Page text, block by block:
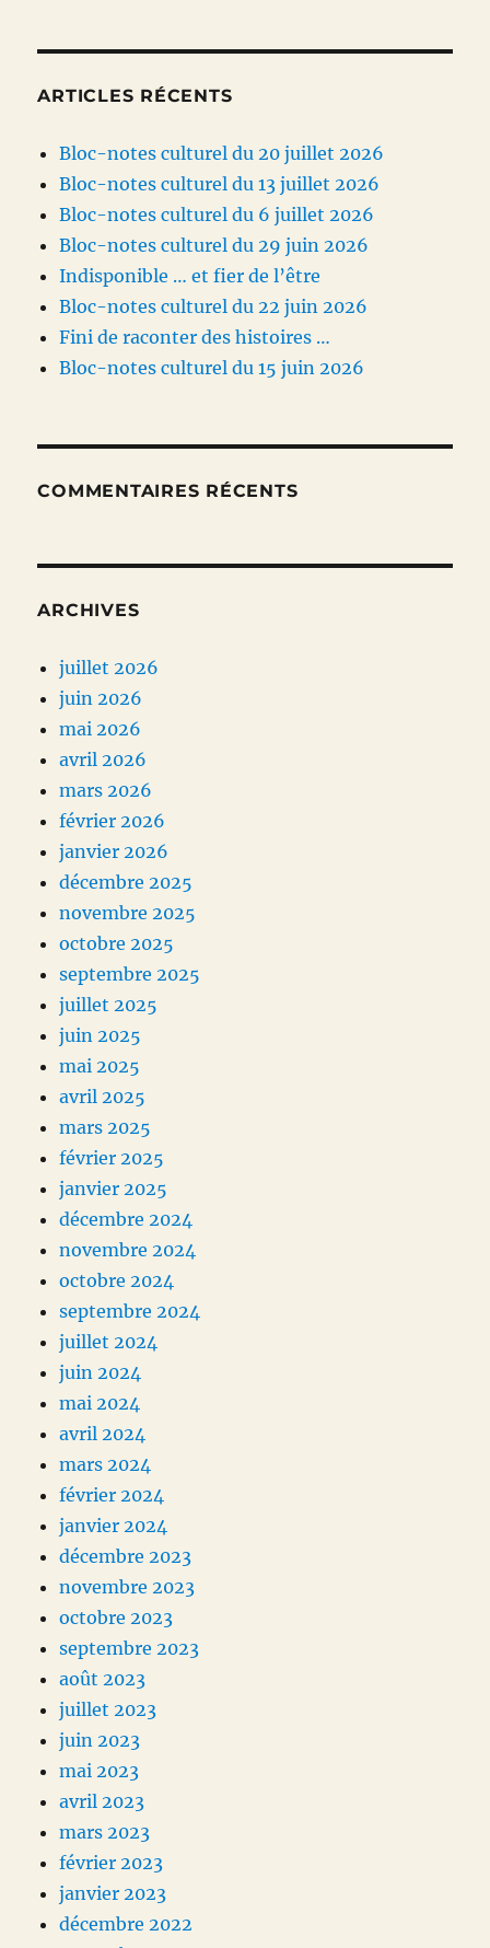
ARTICLES RÉCENTS
Bloc-notes culturel du 20 juillet 2026
Bloc-notes culturel du 13 juillet 2026
Bloc-notes culturel du 6 juillet 2026
Bloc-notes culturel du 29 juin 2026
Indisponible … et fier de l’être
Bloc-notes culturel du 22 juin 2026
Fini de raconter des histoires …
Bloc-notes culturel du 15 juin 2026
COMMENTAIRES RÉCENTS
ARCHIVES
juillet 2026
juin 2026
mai 2026
avril 2026
mars 2026
février 2026
janvier 2026
décembre 2025
novembre 2025
octobre 2025
septembre 2025
juillet 2025
juin 2025
mai 2025
avril 2025
mars 2025
février 2025
janvier 2025
décembre 2024
novembre 2024
octobre 2024
septembre 2024
juillet 2024
juin 2024
mai 2024
avril 2024
mars 2024
février 2024
janvier 2024
décembre 2023
novembre 2023
octobre 2023
septembre 2023
août 2023
juillet 2023
juin 2023
mai 2023
avril 2023
mars 2023
février 2023
janvier 2023
décembre 2022